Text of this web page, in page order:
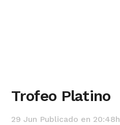
Trofeo Platino
29 Jun Publicado en 20:48h